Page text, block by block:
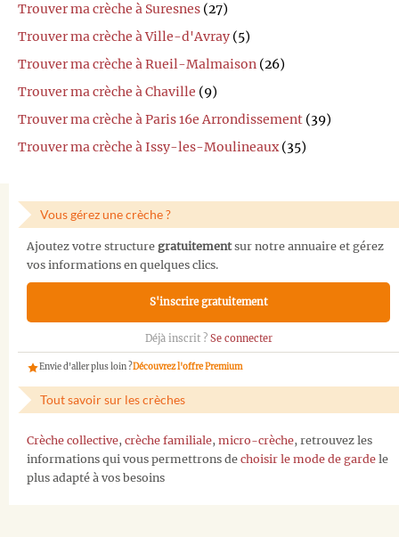
Trouver ma crèche à Suresnes (27)
Trouver ma crèche à Ville-d'Avray (5)
Trouver ma crèche à Rueil-Malmaison (26)
Trouver ma crèche à Chaville (9)
Trouver ma crèche à Paris 16e Arrondissement (39)
Trouver ma crèche à Issy-les-Moulineaux(35)
Vous gérez une crèche ?
Ajoutez votre structure gratuitementsur notre annuaire et gérez
vos informations en quelques clics.
S'inscrire gratuitement
Déjà inscrit ? Se connecter
Envie d'aller plus loin ?Découvrez l'offre Premium
Tout savoir sur les crèches
Crèche collective, crèche familiale, micro-crèche, retrouvez les
informations qui vous permettrons de choisir le mode de garde le
plus adapté à vos besoins